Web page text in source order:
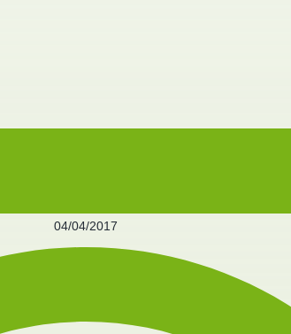
04/04/2017